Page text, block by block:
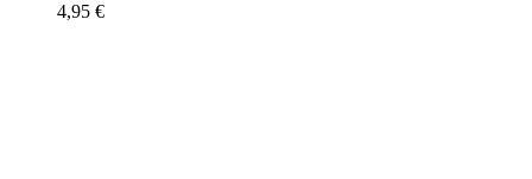
4,95 €